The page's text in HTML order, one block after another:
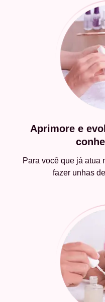
Aprimore e
Para você que já atua
fazer unhas